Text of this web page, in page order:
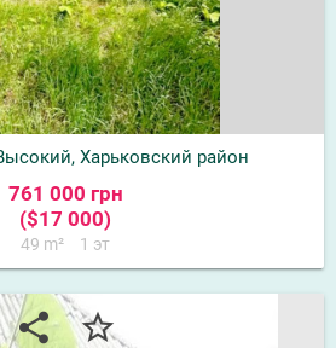
Харьковский район
761 000 грн
($17 000)
49 m² 1 эт
share star_border